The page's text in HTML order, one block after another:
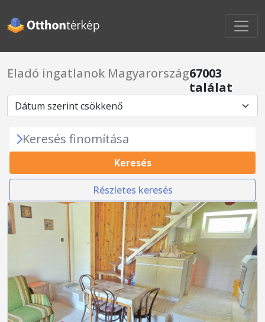
Eladó ingatlanok Magyarország67003
találat
Keresés finomítása
Keresés
Részletes keresés